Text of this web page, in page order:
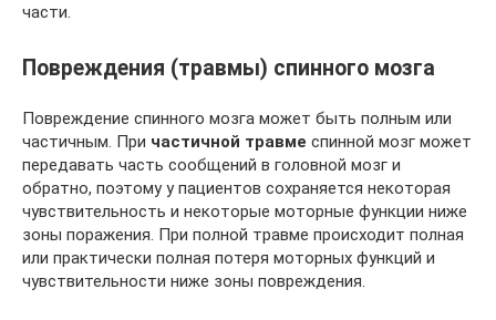
части.
Повреждения (травмы) спинного мозга
Повреждение спинного мозга может быть полным или
частичным. При частичной травме спинной мозг может
передавать часть сообщений в головной мозг и
обратно, поэтому у пациентов сохраняется некоторая
чувствительность и некоторые моторные функции ниже
зоны поражения. При полной травме происходит полная
или практически полная потеря моторных функций и
чувствительности ниже зоны повреждения.